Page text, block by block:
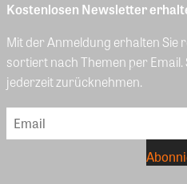
Kostenlosen Newsletter
Mit der Anmeldung erhalten Sie
sortiert nach Themen per
jederzeit zurücknehmen.